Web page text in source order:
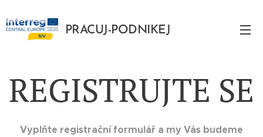
PRACUJ-PODNIKEJ
REGISTRUJTE SE
Vyplňte registrační formulář a my Vás budeme